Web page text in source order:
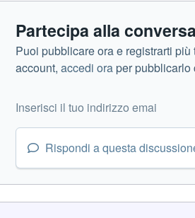
Partecipa alla
Puoi pubblicare ora e registrarti più
account,accedi oraper pubblicarlo
Rispondi a questa